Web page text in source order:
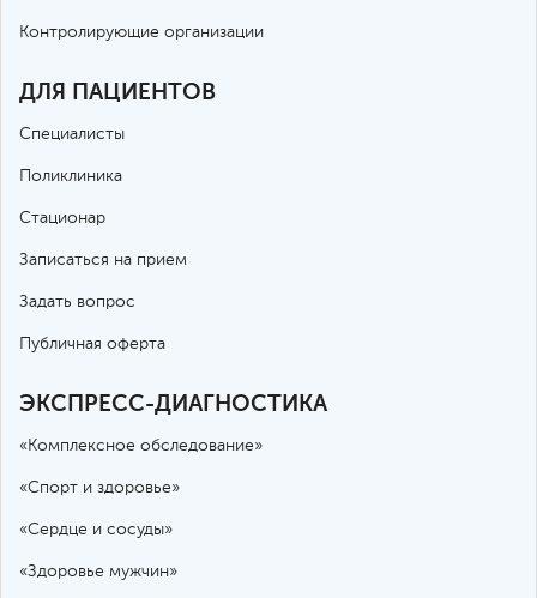
Контролирующие организации
ДЛЯ ПАЦИЕНТОВ
Специалисты
Поликлиника
Стационар
Записаться на прием
Задать вопрос
Публичная оферта
ЭКСПРЕСС-ДИАГНОСТИКА
«Комплексное обследование»
«Спорт и здоровье»
«Сердце и сосуды»
«Здоровье мужчин»